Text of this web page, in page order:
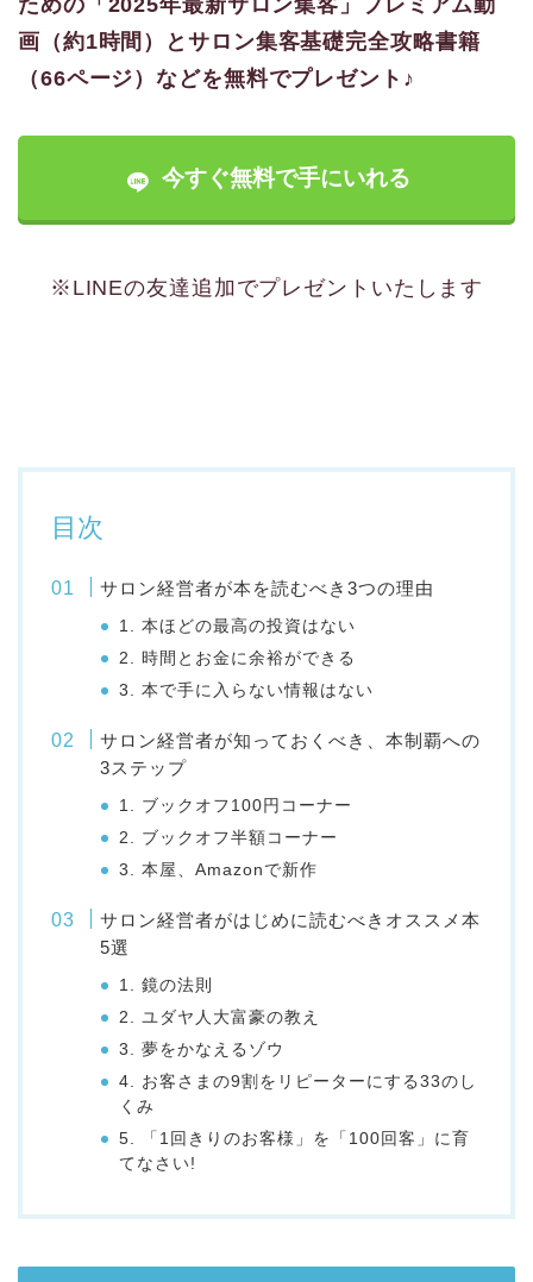
ための「2025年最新サロン集客」プレミアム動
画（約1時間）とサロン集客基礎完全攻略書籍
（66ページ）などを無料でプレゼント♪
今すぐ無料で手にいれる
※LINEの友達追加でプレゼントいたします
目次
サロン経営者が本を読むべき3つの理由
1. 本ほどの最高の投資はない
2. 時間とお金に余裕ができる
3. 本で手に入らない情報はない
サロン経営者が知っておくべき、本制覇への
3ステップ
1. ブックオフ100円コーナー
2. ブックオフ半額コーナー
3. 本屋、Amazonで新作
サロン経営者がはじめに読むべきオススメ本
5選
1. 鏡の法則
2. ユダヤ人大富豪の教え
3. 夢をかなえるゾウ
4. お客さまの9割をリピーターにする33のし
くみ
5. 「1回きりのお客様」を「100回客」に育
てなさい!